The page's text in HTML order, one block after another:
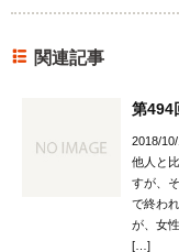
関連記事
第494
2018/
他人と
すが、
で終わ
が、女
[…]